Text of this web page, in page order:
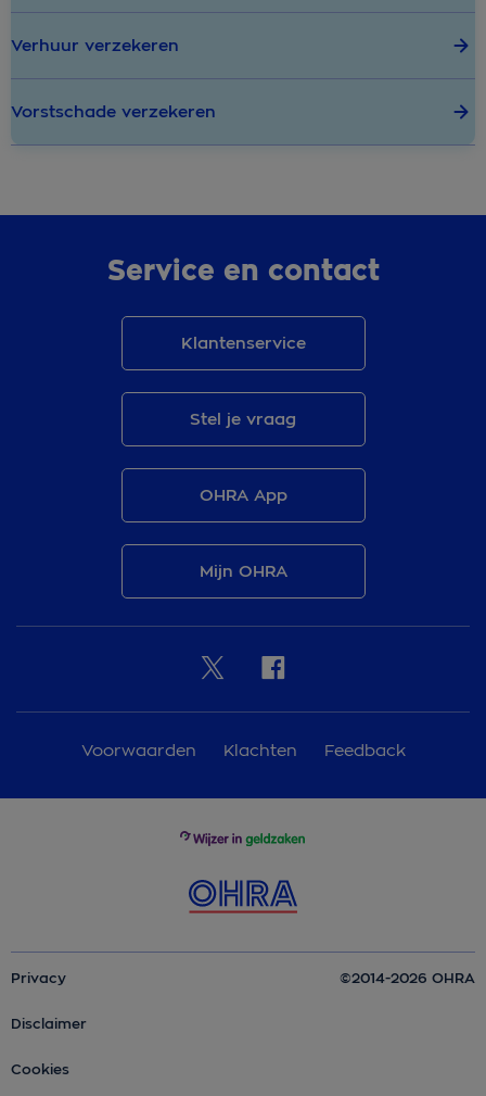
Verhuur verzekeren
Vorstschade verzekeren
Service en contact
Klantenservice
Stel je vraag
OHRA App
Mijn OHRA
Voorwaarden Klachten Feedback
Privacy
Disclaimer
Cookies
©2014-2026 OHRA